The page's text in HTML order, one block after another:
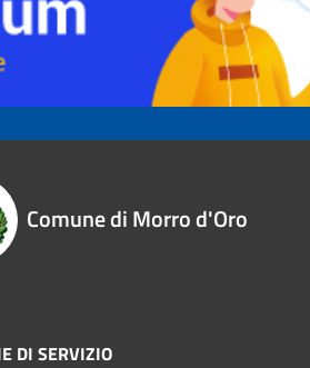
Comune di Morro d'Oro
DI SERVIZIO